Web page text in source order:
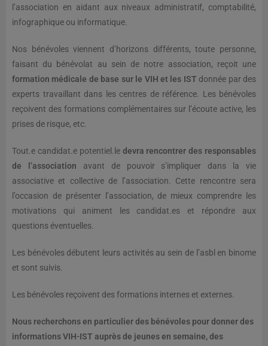
l’association en aidant aux niveaux administratif, comptabilité,
infographique ou informatique.
Nos bénévoles viennent d’horizons différents, toute personne,
faisant du bénévolat au sein de notre association, reçoit une
formation médicale de base sur le VIH et les IST donnée par des
experts travaillant dans les centres de référence. Les bénévoles
reçoivent des formations complémentaires sur l’écoute active, les
prises de risque, etc.
Tout.e candidat.e potentiel.ledevra rencontrer des responsables
de l’association avant de pouvoir s’impliquer dans la vie
associative et collective de l’association. Cette rencontre sera
l’occasion de présenter l’association, de mieux comprendre les
motivations qui animent les candidat.es et répondre aux
questions éventuelles.
Les bénévoles débutent leurs activités au sein de l’asbl en binome
et sont suivis.
Les bénévoles reçoivent des formations internes et externes.
Nous recherchons en particulier des bénévoles pour donner des
informations VIH-IST auprès de jeunes en semaine, des